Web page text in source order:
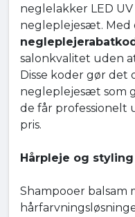
neglelakker LED
negleplejesæt. Med
salonkvalitet uden
Disse koder gør det
negleplejesæt som
de får professionelt
pris.
Hårpleje og
Shampooer balsam